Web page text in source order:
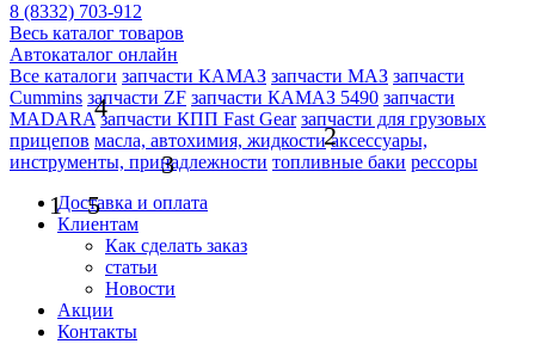
8 (8332) 703-912
Весь каталог товаров
Автокаталог онлайн
Все каталоги запчасти КАМАЗ запчасти МАЗ запчасти
Cummins запчасти ZF запчасти КАМАЗ 5490 запчасти
MADARA запчасти КПП Fast Gear запчасти для грузовых
прицепов масла, автохимия, жидкости аксессуары,
инструменты, принадлежности топливные баки рессоры
Доставка и оплата
Клиентам
Как сделать заказ
статьи
Новости
Акции
Контакты
1
2
3
4
5